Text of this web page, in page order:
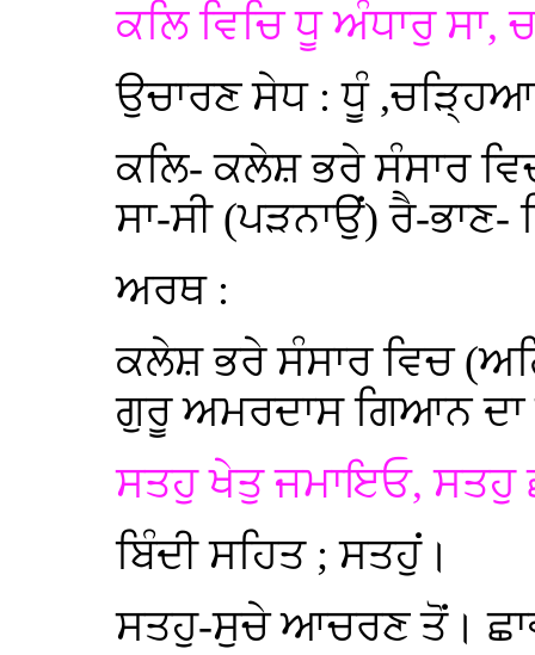
ਕਲਿ ਵਿਚਿ ਧੂ ਅੰਧਾਰੁ ਸਾ,
ਉਚਾਰਣ ਸੇਧ : ਧੂੰ
ਕਲਿ- ਕਲੇਸ਼ ਭਰੇ ਸੰਸਾਰ
ਸਾ-ਸੀ (ਪੜਨਾਉਂ) ਰੈ-
ਅਰਥ :
ਕਲੇਸ਼ ਭਰੇ ਸੰਸਾਰ ਵਿਚ
ਗੁਰੂ ਅਮਰਦਾਸ ਗਿਆਨ
ਸਤਹੁ ਖੇਤੁ ਜਮਾਇਓ, ਸਤਹੁ
ਬਿੰਦੀ ਸਹਿਤ ; ਸਤਹੁਂ।
ਸਤਹੁ-ਸੁਚੇ ਆਚਰਣ ਤੋਂ।